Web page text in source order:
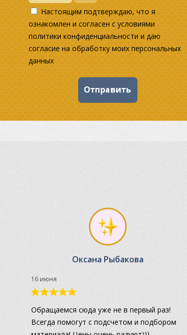
Настоящим подтверждаю, что я
ознакомлен и согласен с условиями
политики конфиденциальности и даю
согласие на обработку моих персональных
данных
Оксана Рыбакова
16 июня
Обращаемся сюда уже не в первый раз!
Всегда помогут с подсчетом и подбором